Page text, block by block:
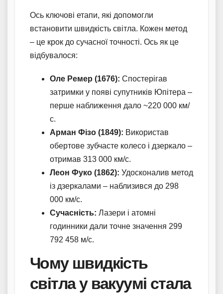
Ось ключові етапи, які допомогли
встановити швидкість світла. Кожен метод
– це крок до сучасної точності. Ось як це
відбувалося:
Оле Ремер (1676): Спостерігав
затримки у появі супутників Юпітера –
перше наближення дало ~220 000 км/
с.
Арман Фізо (1849): Використав
обертове зубчасте колесо і дзеркало –
отримав 313 000 км/с.
Леон Фуко (1862): Удосконалив метод
із дзеркалами – наблизився до 298
000 км/с.
Сучасність: Лазери і атомні
годинники дали точне значення 299
792 458 м/с.
Чому швидкість
світла у вакуумі стала